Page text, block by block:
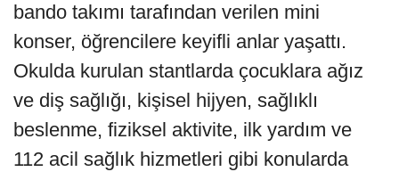
bando takımı tarafından verilen mini
konser, öğrencilere keyifli anlar yaşattı.
Okulda kurulan stantlarda çocuklara ağız
ve diş sağlığı, kişisel hijyen, sağlıklı
beslenme, fiziksel aktivite, ilk yardım ve
112 acil sağlık hizmetleri gibi konularda